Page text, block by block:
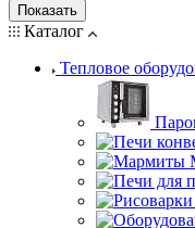
Показать
Каталог
Тепловое